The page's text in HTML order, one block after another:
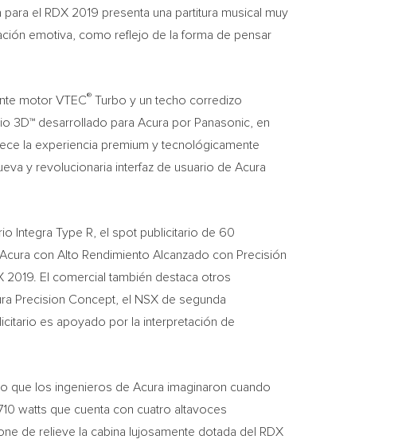
el RDX 2019 presenta una partitura musical muy
emotiva, como reflejo de la forma de pensar
motor VTEC® Turbo y un techo corredizo
3D™ desarrollado para Acura por Panasonic, en
la experiencia premium y tecnológicamente
y revolucionaria interfaz de usuario de Acura
Integra Type R, el spot publicitario de 60
con Alto Rendimiento Alcanzado con Precisión
2019. El comercial también destaca otros
Precision Concept, el NSX de segunda
es apoyado por la interpretación de
que los ingenieros de Acura imaginaron cuando
watts que cuenta con cuatro altavoces
de relieve la cabina lujosamente dotada del RDX